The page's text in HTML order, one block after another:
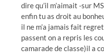
dire qu’il m’aimait -sur
enfin tu as droit au
il ne m’a jamais fait
passent on a repris les
camarade de classe)il a